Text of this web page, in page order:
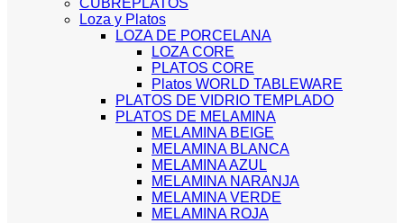
CUBREPLATOS
Loza y Platos
LOZA DE PORCELANA
LOZA CORE
PLATOS CORE
Platos WORLD TABLEWARE
PLATOS DE VIDRIO TEMPLADO
PLATOS DE MELAMINA
MELAMINA BEIGE
MELAMINA BLANCA
MELAMINA AZUL
MELAMINA NARANJA
MELAMINA VERDE
MELAMINA ROJA